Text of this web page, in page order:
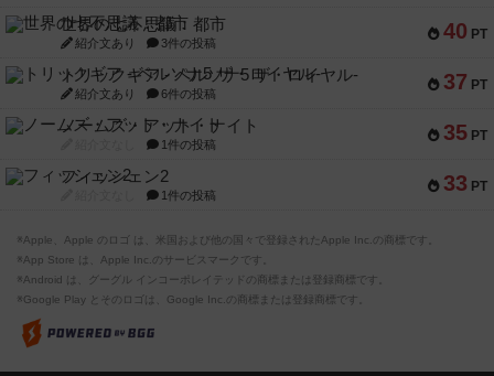
40 PT
世界の七不思議：都市
紹介文あり 3件の投稿
37 PT
トリックギア - ペルソナ5 ザ・ロイヤル-
紹介文あり 6件の投稿
35 PT
ノームズ・アット・ナイト
1件の投稿
33 PT
フィッシェン2
1件の投稿
※Apple、Apple のロゴ は、米国および他の国々で登録されたApple Inc.の商標です。
※App Store は、Apple Inc.のサービスマークです。
※Android は、グーグル インコーポレイテッドの商標または登録商標です。
※Google Play とそのロゴは、Google Inc.の商標または登録商標です。